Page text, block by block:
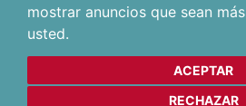
mostrar anuncios que sean
usted.
ACEPTAR
RECHAZAR